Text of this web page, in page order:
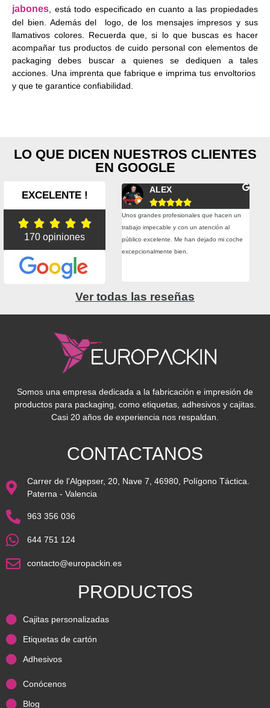
jabones , está todo especificado en cuanto a las propiedades
del bien. Además del logo, de los mensajes impresos y sus
llamativos colores. Recuerda que, si lo que buscas es hacer
acompañar tus productos de cuido personal con elementos de
packaging debes buscar a quienes se dediquen a tales
acciones. Una imprenta que fabrique e imprima tus envoltorios
y que te garantice confiabilidad.
LO QUE DICEN NUESTROS CLIENTES
EN GOOGLE
EXCELENTE !
    
170 opiniones
Fernando Conesa
hemos tenido alguna urgencia real
todo lo posible por entregarnos el
a tiempo. Precio, calidad, atención,
Muy contentos con ellos.
ALEX

Unos grandes profesionales que hacen un
trabajo impecable y con un atención al
público excelente. Me han dejado mi coche
excepcionalmente bien.
Ver todas las reseñas
Somos una empresa dedicada a la fabricación e impresión de
productos para packaging, como etiquetas, adhesivos y cajitas.
Casi 20 años de experiencia nos respaldan.
CONTACTANOS
Carrer de l'Algepser, 20, Nave 7, 46980, Polígono Táctica.
Paterna - Valencia
963 356 036
644 751 124
contacto@europackin.es
PRODUCTOS
Cajitas personalizadas
Etiquetas de cartón
Adhesivos
Conócenos
Blog